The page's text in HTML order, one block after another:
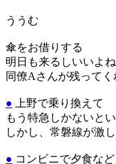
ううむ
傘をお借りする
明日も来るしいいよね
同僚Aさんが残って
● 上野で乗り換えて
もう特急しかないと
しかし、常磐線が激
● コンビニで夕食な